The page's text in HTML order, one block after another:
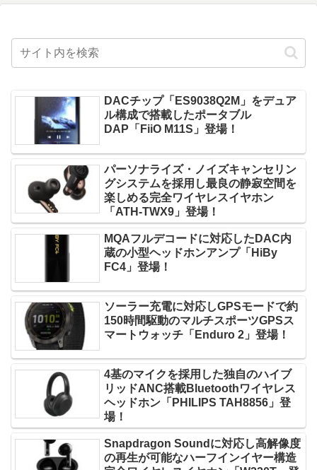
DACチップ「ES9038Q2M」をデュア
ル構成で搭載したポータブル
DAP「FiiO M11S」登場！
パーソナライズ・ノイズキャンセリン
グシステムを採用し最良の静寂空間を
楽しめる完全ワイヤレスイヤホン
「ATH-TWX9」登場！
MQAフルデコードに対応したDAC内
蔵の小型ヘッドホンアンプ「HiBy
FC4」登場！
ソーラー充電に対応しGPSモードで約
150時間駆動のマルチスポーツGPSス
マートウォッチ「Enduro 2」登場！
4基のマイクを採用した独自のハイブ
リッドANC搭載Bluetoothワイヤレス
ヘッドホン「PHILIPS TAH8856」登
場！
Snapdragon Soundに対応し高解像度
の再生が可能なハーフインイヤー構造